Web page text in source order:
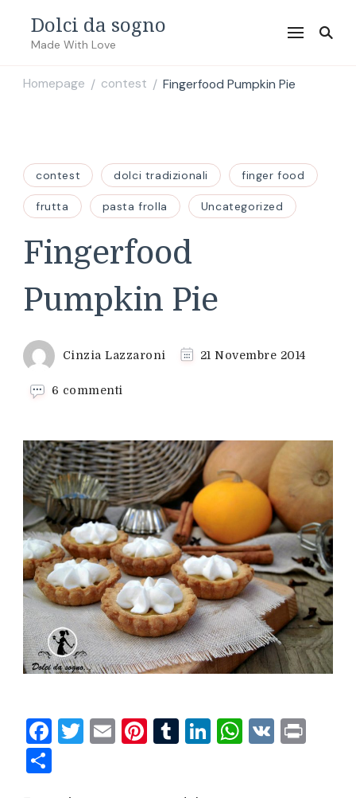
Dolci da sogno
Made With Love
Homepage / contest / Fingerfood Pumpkin Pie
contest dolci tradizionali finger food
frutta pasta frolla Uncategorized
Fingerfood
Pumpkin Pie
Cinzia Lazzaroni 21 Novembre 2014
6 commenti
Pie
Facebook
Twitter
EmailPinterest
Tumblr
LinkedIn
VK